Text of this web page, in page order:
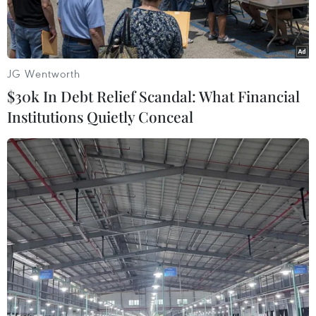
Khách hàng tham khảo sản phẩm của Công ty Cổ phần Ống
đồng Toàn Phát. (Ảnh: TTXVN phát)
Theo phóng viên TTXVN tại New Delhi, từ ngày
15-17/2, tại Trung tâm Triển lãm India Expo
JG Wentworth
$30k In Debt Relief Scandal: What Financial
Institutions Quietly Conceal